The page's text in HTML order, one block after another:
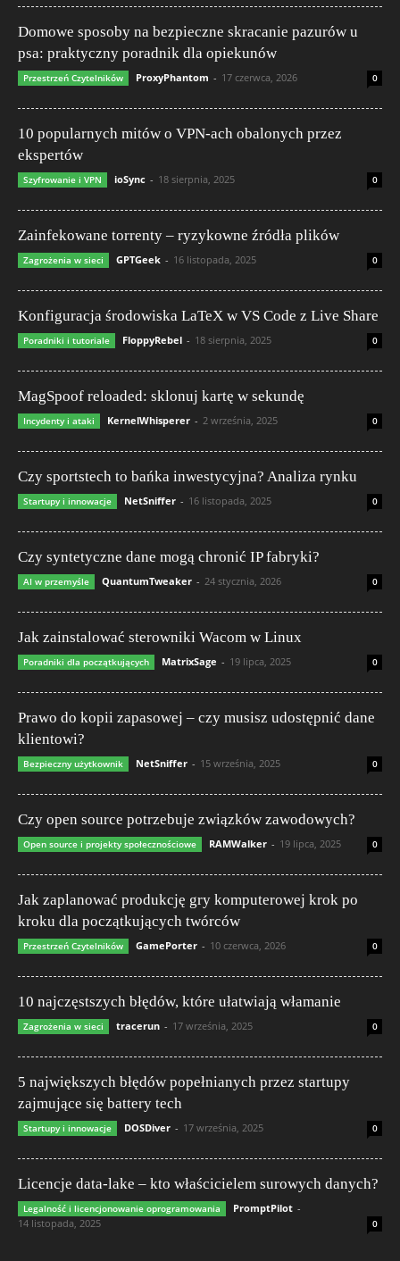
Domowe sposoby na bezpieczne skracanie pazurów u
psa: praktyczny poradnik dla opiekunów
Przestrzeń Czytelników ProxyPhantom - 17 czerwca, 2026 0
10 popularnych mitów o VPN-ach obalonych przez
ekspertów
Szyfrowanie i VPN ioSync - 18 sierpnia, 2025 0
Zainfekowane torrenty – ryzykowne źródła plików
Zagrożenia w sieci GPTGeek - 16 listopada, 2025 0
Konfiguracja środowiska LaTeX w VS Code z Live Share
Poradniki i tutoriale FloppyRebel - 18 sierpnia, 2025 0
MagSpoof reloaded: sklonuj kartę w sekundę
Incydenty i ataki KernelWhisperer - 2 września, 2025 0
Czy sportstech to bańka inwestycyjna? Analiza rynku
Startupy i innowacje NetSniffer - 16 listopada, 2025 0
Czy syntetyczne dane mogą chronić IP fabryki?
AI w przemyśle QuantumTweaker - 24 stycznia, 2026 0
Jak zainstalować sterowniki Wacom w Linux
Poradniki dla początkujących MatrixSage - 19 lipca, 2025 0
Prawo do kopii zapasowej – czy musisz udostępnić dane
klientowi?
Bezpieczny użytkownik NetSniffer - 15 września, 2025 0
Czy open source potrzebuje związków zawodowych?
Open source i projekty społecznościowe RAMWalker - 19 lipca, 2025 0
Jak zaplanować produkcję gry komputerowej krok po
kroku dla początkujących twórców
Przestrzeń Czytelników GamePorter - 10 czerwca, 2026 0
10 najczęstszych błędów, które ułatwiają włamanie
Zagrożenia w sieci tracerun - 17 września, 2025 0
5 największych błędów popełnianych przez startupy
zajmujące się battery tech
Startupy i innowacje DOSDiver - 17 września, 2025 0
Licencje data-lake – kto właścicielem surowych danych?
Legalność i licencjonowanie oprogramowania PromptPilot -
14 listopada, 2025
0